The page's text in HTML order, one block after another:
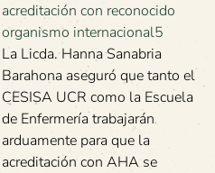
La Licda. Hanna Sanabria
Barahona aseguró que tanto el
CESISA UCR como la Escuela
de Enfermería trabajarán
arduamente para que la
acreditación con AHA se